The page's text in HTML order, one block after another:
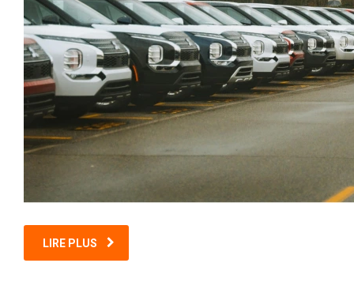
LIRE PLUS